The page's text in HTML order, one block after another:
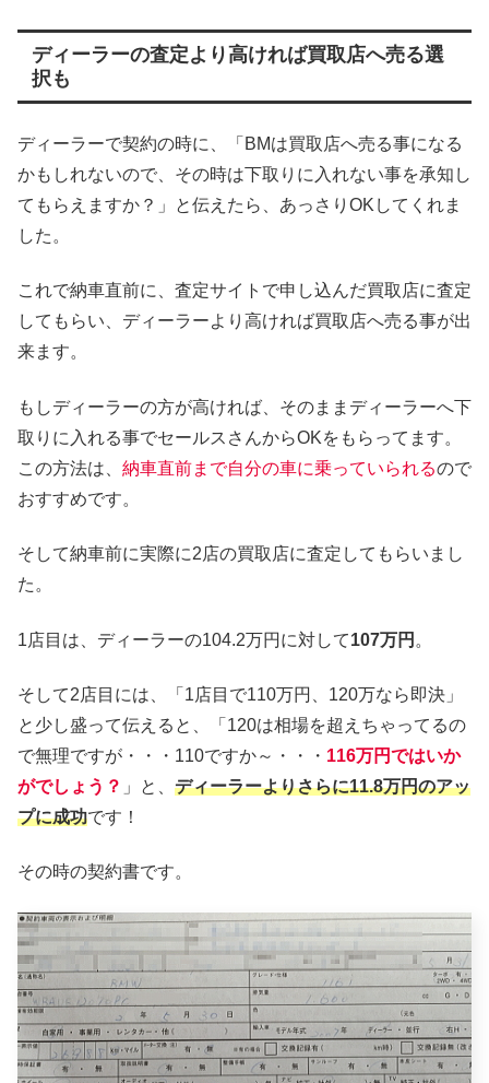
ディーラーの査定より高ければ買取店へ売る選
択も
ディーラーで契約の時に、「BMは買取店へ売る事になる
かもしれないので、その時は下取りに入れない事を承知し
てもらえますか？」と伝えたら、あっさりOKしてくれま
した。
これで納車直前に、査定サイトで申し込んだ買取店に査定
してもらい、ディーラーより高ければ買取店へ売る事が出
来ます。
もしディーラーの方が高ければ、そのままディーラーへ下
取りに入れる事でセールスさんからOKをもらってます。
この方法は、 納車直前まで自分の車に乗っていられるので
おすすめです。
そして納車前に実際に2店の買取店に査定してもらいまし
た。
1店目は、ディーラーの104.2万円に対して107万円 。
そして2店目には、「1店目で110万円、120万なら即決」
と少し盛って伝えると、「120は相場を超えちゃってるの
で無理ですが・・・110ですか～・・・ 116万円ではいか
がでしょう？ 」と、 ディーラーよりさらに11.8万円のアッ
プに成功です！
その時の契約書です。